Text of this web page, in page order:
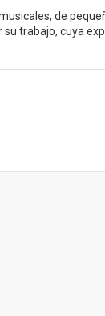
de
trabajo, cuya